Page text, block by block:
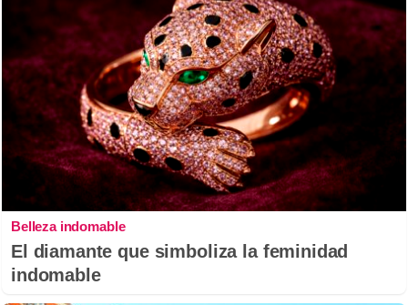
Belleza indomable
El diamante que simboliza la feminidad
indomable